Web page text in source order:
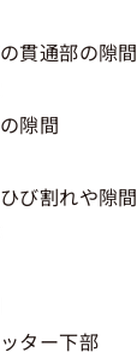
貫通部の隙間
隙間
び割れや隙間
ター下部